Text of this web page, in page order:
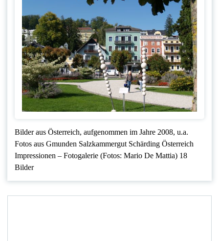
Bilder aus Österreich, aufgenommen im Jahre 2008, u.a.
Fotos aus Gmunden Salzkammergut Schärding Österreich
Impressionen – Fotogalerie (Fotos: Mario De Mattia) 18
Bilder